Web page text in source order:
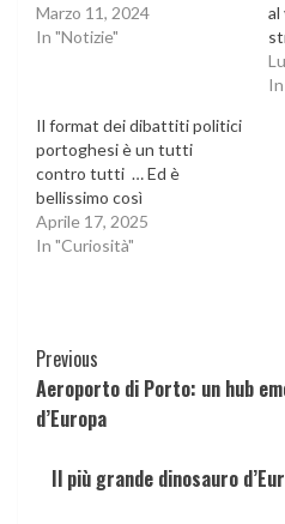
Marzo 11, 2024
In "Notizie"
al
Il format dei dibattiti politici
portoghesi è un tutti
contro tutti … Ed è
bellissimo così
Aprile 17, 2025
In "Curiosità"
Continue
Reading
Previous
Aeroporto di Porto: un hub
d’Europa
Il più grande dinosauro